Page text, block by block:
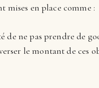
mises en place comme :
de ne pas prendre de
le montant de ces